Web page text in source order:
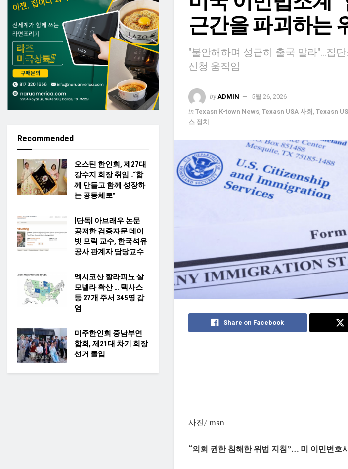
근간을 파괴하는
"불안해하며 성급히 출국 말라"…집
신청 움직임
by ADMIN 5월 26, 2026
in Texasn K-town News Texasn USA 사회 Texasn
스 정치
Share on Facebook
사진/ msn
“의회 권한 침해한 위법 지침”… 미 이민변호
Recommended
오스틴 한인회, 제27대
강수지 회장 취임…“함
께 만들고 함께 성장하
는 공동체로”
[단독] 아브래우 논문
공저한 검증자문 데이
빗 모릭 교수, 한국석유
공사 관계자 담당교수
멕시코산 할라피뇨 살
모넬라 확산 … 텍사스
등 27개 주서 345명 감
염
미주한인회 중남부연
합회, 제21대 차기 회장
선거 돌입